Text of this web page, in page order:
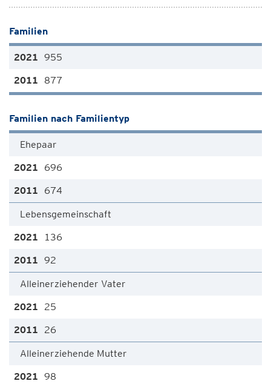
Familien
955
877
Familien nach Familientyp
Ehepaar
696
674
Lebensgemeinschaft
136
92
Alleinerziehender Vater
25
26
Alleinerziehende Mutter
98